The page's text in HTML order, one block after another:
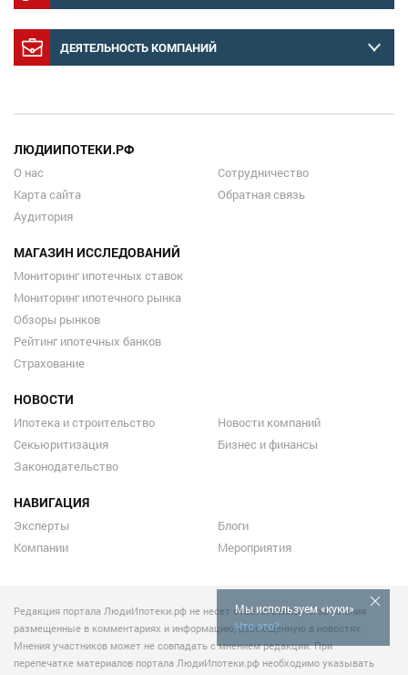
ДЕЯТЕЛЬНОСТЬ КОМПАНИЙ
Мы используем «куки»
Что это?
ЛЮДИИПОТЕКИ.РФ
О нас
Карта сайта
Аудитория
Сотрудничество
Обратная связь
МАГАЗИН ИССЛЕДОВАНИЙ
Мониторинг ипотечных ставок
Мониторинг ипотечного рынка
Обзоры рынков
Рейтинг ипотечных банков
Страхование
НОВОСТИ
Ипотека и строительство
Секьюритизация
Законодательство
Новости компаний
Бизнес и финансы
НАВИГАЦИЯ
Эксперты
Компании
Блоги
Мероприятия
Редакция портала ЛюдиИпотеки.рф не несет ответственности за мнения
размещенные в комментариях и информацию, размещенную в новостях.
Мнения участников может не совпадать с мнением редакции. При
перепечатке материалов портала ЛюдиИпотеки.рф необходимо указывать